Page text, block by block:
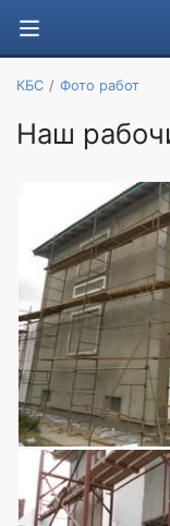
КБС Фото работ
Наш